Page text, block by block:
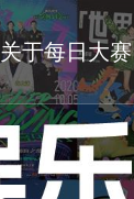
关于每日大赛